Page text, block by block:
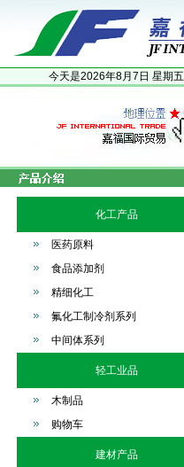
今天是2026年8月 7日 星期五
化工产品
医药原料
食品添加剂
精细化工
氟化工制冷剂系列
中间体系列
轻工业品
木制品
购物车
建材产品